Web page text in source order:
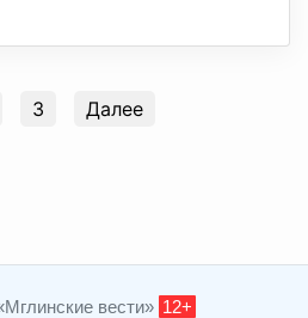
3 Далее
вести» 12+